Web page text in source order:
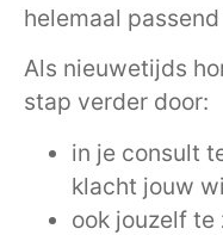
helemaal
Als nieuwetijds
stap verder door:
in je consult
klacht jouw
ook jouzelf te